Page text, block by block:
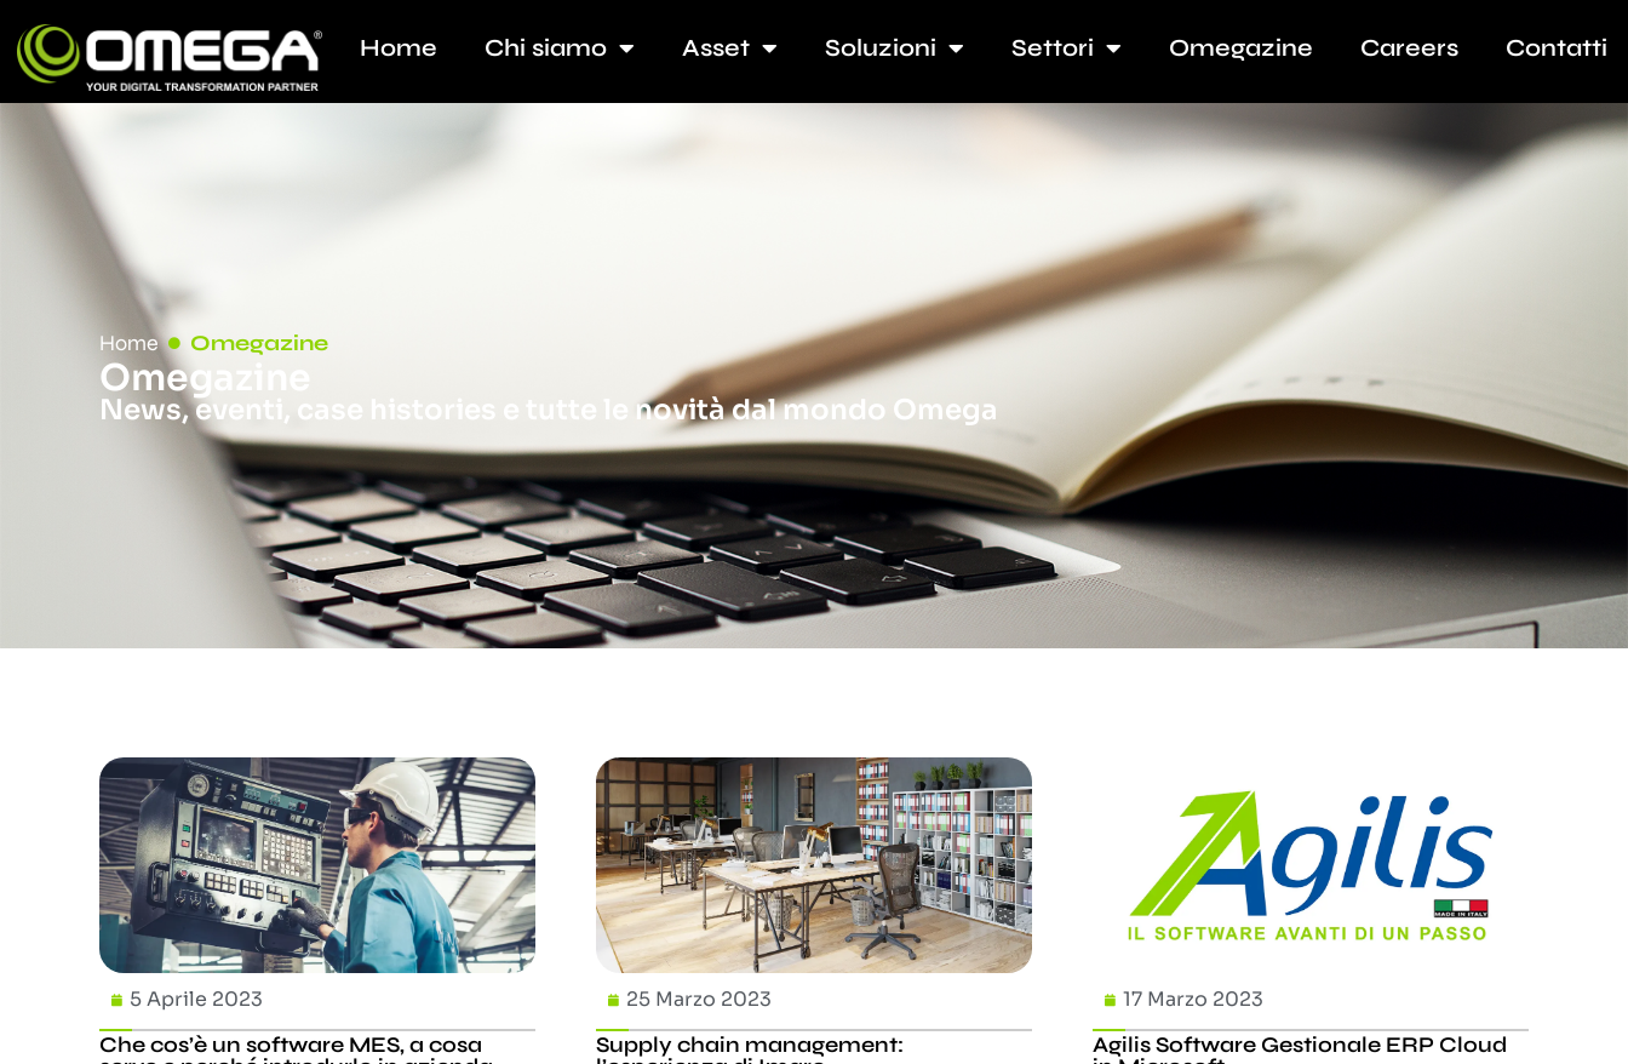
Home Chi siamo Asset Soluzioni Settori Omegazine Careers Contatti
Home Omegazine
Omegazine
News, eventi, case histories e tutte le novità dal mondo Omega
5 Aprile 2023
Che cos’è un software MES, a cosa
25 Marzo 2023
Supply chain management:
17 Marzo 2023
Agilis Software Gestionale ERP Cloud